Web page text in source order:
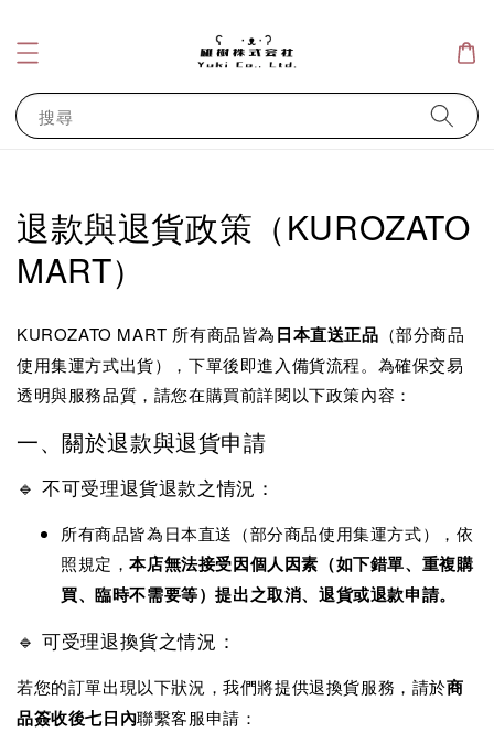
搜尋
退款與退貨政策（KUROZATO
MART）
KUROZATO MART 所有商品皆為日本直送正品 （部分商品
使用集運方式出貨），下單後即進入備貨流程。為確保交易
透明與服務品質，請您在購買前詳閱以下政策內容：
一、關於退款與退貨申請
🔹 不可受理退貨退款之情況：
所有商品皆為日本直送（部分商品使用集運方式），依
照規定，本店無法接受因個人因素（如下錯單、重複購
買、臨時不需要等）提出之取消、退貨或退款申請。
🔹 可受理退換貨之情況：
若您的訂單出現以下狀況，我們將提供退換貨服務，請於商
品簽收後七日內聯繫客服申請：